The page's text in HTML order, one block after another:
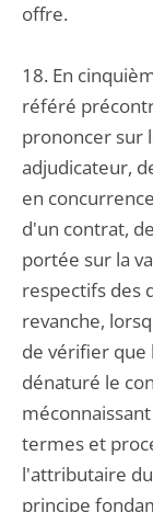
offre.
18. En
référé
prononcer sur
adjudicateur,
en
d'un contrat,
portée sur la
respectifs des
revanche,
de vérifier que
dénaturé le
termes et
l'attributaire
principe